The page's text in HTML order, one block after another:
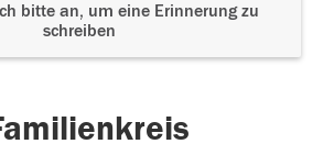
bitte an, um eine Erinnerung zu
schreiben